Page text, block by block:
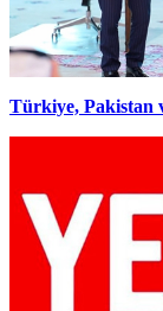
Türkiye, Pakistan